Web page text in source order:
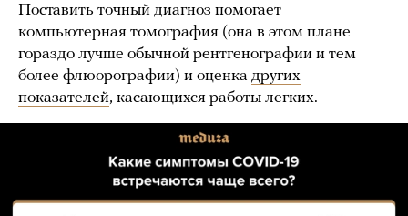
Поставить точный диагноз помогает
компьютерная томография (она в этом плане
гораздо лучше обычной рентгенографии и тем
более флюорографии) и оценка других
показателей, касающихся работы легких.